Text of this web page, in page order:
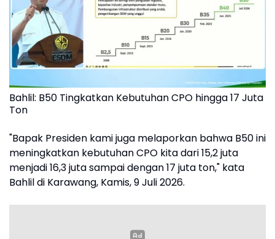
Bahlil: B50 Tingkatkan Kebutuhan CPO hingga 17 Juta
Ton
"Bapak Presiden kami juga melaporkan bahwa B50 ini
meningkatkan kebutuhan CPO kita dari 15,2 juta
menjadi 16,3 juta sampai dengan 17 juta ton," kata
Bahlil di Karawang, Kamis, 9 Juli 2026.